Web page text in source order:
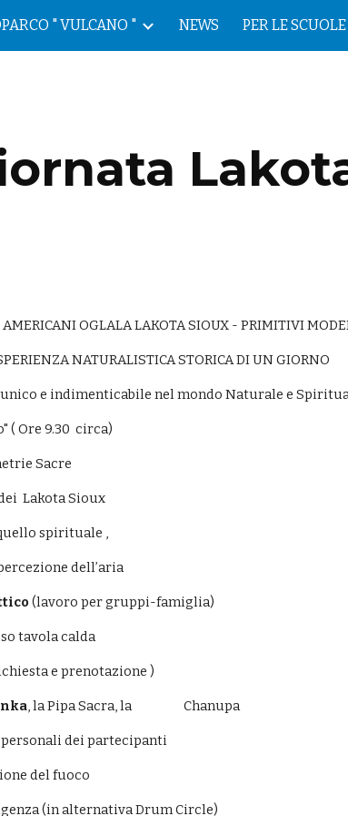
content Skip to
" VULCANO " NEWS PER LE SCUOLE
OGLALA LAKOTA SIOUX - PRIMITIVI
NATURALISTICA STORICA DI UN GIORNO
e indimenticabile nel mondo Naturale e
( Ore 9.30  circa)
Sacre
Lakota Sioux
spirituale ,
dell’aria
(lavoro per gruppi-famiglia)
tavola calda
e prenotazione )
, la Pipa Sacra, la                   Chanupa
dei partecipanti
del fuoco
(in alternativa Drum Circle)